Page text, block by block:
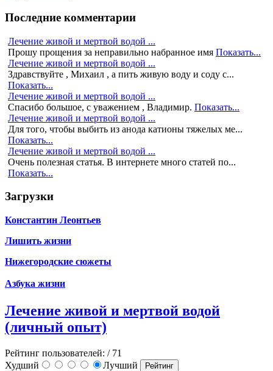
Последние комментарии
Лечение живой и мертвой водой ...
Прошу прощения за неправильно набранное имя Показать...
Лечение живой и мертвой водой ...
Здравствуйте , Михаил , а пить живую воду и соду с...
Показать...
Лечение живой и мертвой водой ...
Спасибо большое, с уважением , Владимир. Показать...
Лечение живой и мертвой водой ...
Для того, чтобы выбить из анода катионы тяжелых ме...
Показать...
Лечение живой и мертвой водой ...
Очень полезная статья. В интернете много статей по...
Показать...
Загрузки
Константин Леонтьев
Лишить жизни
Нижегородские сюжеты
Азбука жизни
Лечение живой и мертвой водой
(личный опыт)
Рейтинг пользователей: / 71
Худший
Лучший